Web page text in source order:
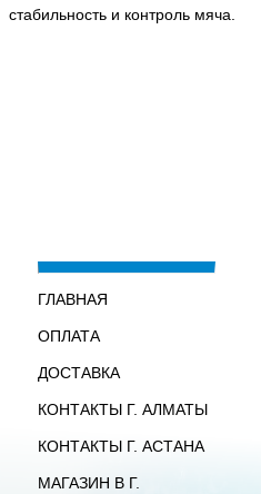
стабильность и контроль мяча.
ГЛАВНАЯ
ОПЛАТА
ДОСТАВКА
КОНТАКТЫ Г. АЛМАТЫ
КОНТАКТЫ Г. АСТАНА
МАГАЗИН В Г.